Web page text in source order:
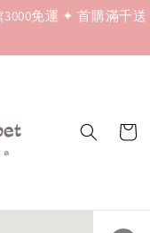
免運 ✦ 首購滿千送